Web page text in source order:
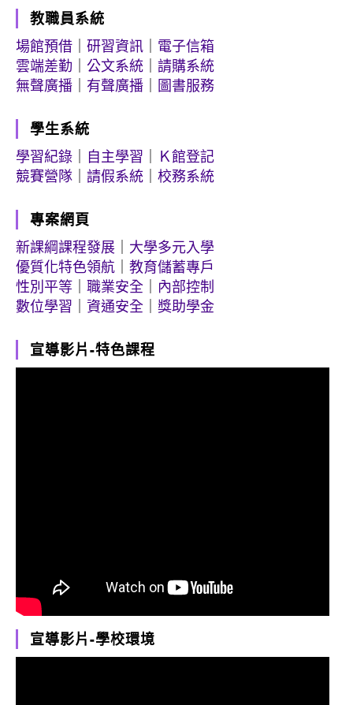
教職員系統
場館預借
研習資訊
電子信箱
雲端差勤
公文系統
請購系統
無聲廣播
有聲廣播 圖書服務
學生系統
學習紀錄
自主學習
Ｋ館登記
競賽營隊
請假系統 校務系統
專案網頁
新課綱課程發展
大學多元入學
優質化特色領航
教育儲蓄專戶
性別平等
職業安全
內部控制
數位學習
資通安全 獎助學金
宣導影片-特色課程
宣導影片-學校環境